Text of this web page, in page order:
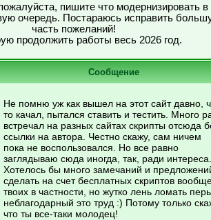
пишите что модернизировать в
очередь. Постараюсь исправить
часть пожеланий!
продолжить работы весь 2026 год.
Сообщение
Не помню уж как вышел на этот сайт давно,
то качал, пытался ставить и тестить. Много
встречал на разных сайтах скрипты отсюда
ссылки на автора. Честно скажу, сам ничем
пока не воспользовался. Но все равно
заглядываю сюда иногда, так, ради интереса.
Хотелось бы много замечаний и
сделать на счет бесплатных скриптов
твоих в частности, но жутко лень ломать
неблагодарный это труд :) Потому только
что ты все-таки молодец!